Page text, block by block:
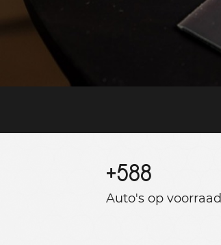
+588
Auto's op voorraad